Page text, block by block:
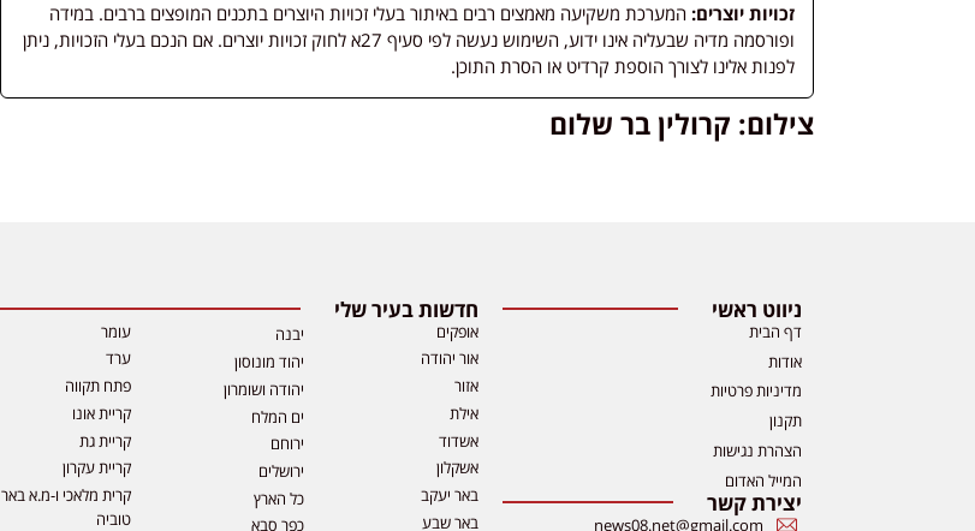
זכויות יוצרים: המערכת משקיעה מאמצים רבים באיתור בעלי זכויות היוצרים בתכנים המופצים ברבים. במידה
ופורסמה מדיה שבעליה אינו ידוע, השימוש נעשה לפי סעיף 27א לחוק זכויות יוצרים. אם הנכם בעלי הזכויות, ניתן
לפנות אלינו לצורך הוספת קרדיט או הסרת התוכן.
צילום: קרולין בר שלום
ניווט ראשי
דף הבית
אודות
מדיניות פרטיות
תקנון
הצהרת נגישות
המייל האדום
יצירת קשר
news08.net@gmail.com
חדשות בעיר שלי
אופקים
אור יהודה
אזור
אילת
אשדוד
אשקלון
באר יעקב
באר שבע
יבנה
יהוד מונוסון
יהודה ושומרון
ים המלח
ירוחם
ירושלים
כל הארץ
כפר סבא
עומר
ערד
פתח תקווה
קריית אונו
קריית גת
קריית עקרון
קרית מלאכי ו-מ.א באר
טוביה